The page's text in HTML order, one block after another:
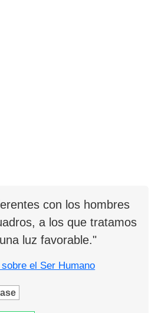
con los hombres
a los que tratamos
luz favorable."
el Ser Humano